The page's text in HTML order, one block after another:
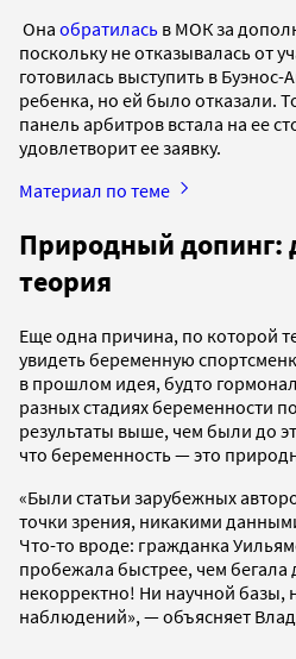
Она обратилась в МОК за
поскольку не отказывалась от
готовилась выступить в
ребенка, но ей было отказали.
панель арбитров встала на ее
удовлетворит ее заявку.
Материал по теме
Природный допинг:
теория
Еще одна причина, по которой
увидеть беременную
в прошлом идея, будто
разных стадиях беременности
результаты выше, чем были до
что беременность — это
«Были статьи зарубежных
точки зрения, никакими
Что-то вроде: гражданка
пробежала быстрее, чем бегала
некорректно! Ни научной базы,
наблюдений», — объясняет